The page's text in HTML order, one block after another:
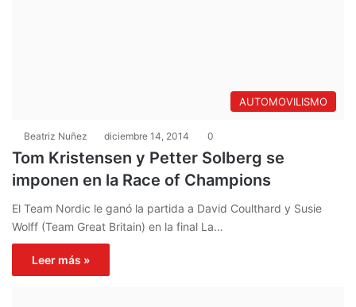
AUTOMOVILISMO
Beatriz Nuñez diciembre 14, 2014 0
Tom Kristensen y Petter Solberg se
imponen en la Race of Champions
El Team Nordic le ganó la partida a David Coulthard y Susie
Wolff (Team Great Britain) en la final La…
Leer más »